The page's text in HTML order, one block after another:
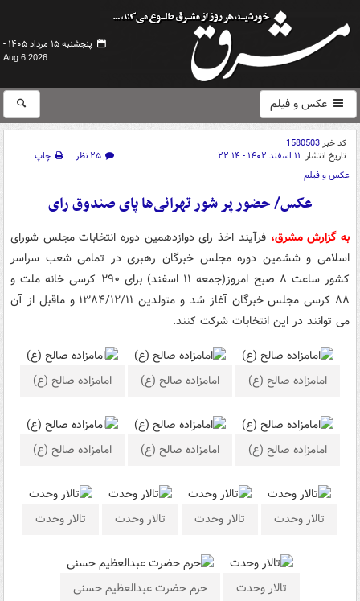
پنجشنبه ۱۵ مرداد ۱۴۰۵ -
Aug 6 2026
عکس و فیلم
کد خبر1580503
تاریخ انتشار: ۱۱ اسفند ۱۴۰۲ - ۲۲:۱۴ ۲۵ نظر
چاپ
عکس و فیلم
عکس/ حضور پر شور تهرانی‌ها پای صندوق رای
به گزارش مشرق،فرآیند اخذ رای دوازدهمین دوره انتخابات مجلس شورای
اسلامی و ششمین دوره مجلس خبرگان رهبری در تمامی شعب سراسر
کشور ساعت ۸ صبح امروز(جمعه ۱۱ اسفند) برای ۲۹۰ کرسی خانه ملت و
۸۸ کرسی مجلس خبرگان آغاز شد و متولدین ۱۳۸۴/۱۲/۱۱ و ماقبل از آن
می توانند در این انتخابات شرکت کنند.
امامزاده صالح (ع) امامزاده صالح (ع) امامزاده صالح (ع)
امامزاده صالح (ع) امامزاده صالح (ع) امامزاده صالح (ع)
تالار وحدت تالار وحدت تالار وحدت تالار وحدت
تالار وحدت حرم حضرت عبدالعظیم حسنی